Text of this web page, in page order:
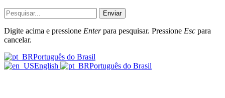
Enviar
Digite acima e pressione Enterpara pesquisar. Pressione Esc para
cancelar.
Português do Brasil
English
Português do Brasil